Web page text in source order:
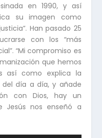
en 1990, y así
su imagen como
Han pasado 25
con los “más
“Mi compromiso es
que hemos
así como explica la
del día a día, y añade
con Dios, hay un
Jesús nos enseñó a